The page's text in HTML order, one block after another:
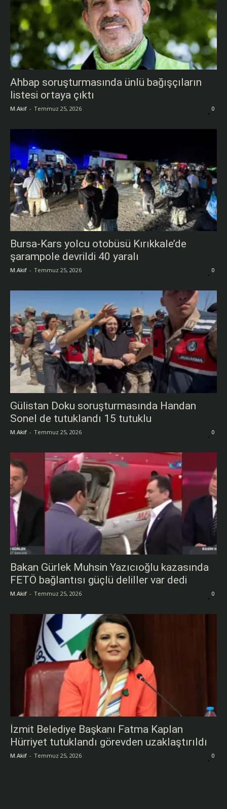
Ahbap soruşturmasında ünlü bağışçıların
listesi ortaya çıktı
M.Akif - Temmuz 25, 2026 0
Bursa-Kars yolcu otobüsü Kırıkkale’de
şarampole devrildi 40 yaralı
M.Akif - Temmuz 25, 2026 0
Gülistan Doku soruşturmasında Handan
Sonel de tutuklandı 15 tutuklu
M.Akif - Temmuz 25, 2026 0
Bakan Gürlek Muhsin Yazıcıoğlu kazasında
FETÖ bağlantısı güçlü deliller var dedi
M.Akif - Temmuz 25, 2026 0
İzmit Belediye Başkanı Fatma Kaplan
Hürriyet tutuklandı görevden uzaklaştırıldı
M.Akif - Temmuz 25, 2026 0